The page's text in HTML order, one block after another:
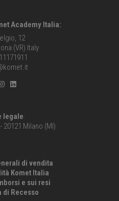
Academy Italia:
12
(VR) Italy
legale:
20121 Milano (MI)
di vendita
Komet Italia
e sui resi
di Recesso